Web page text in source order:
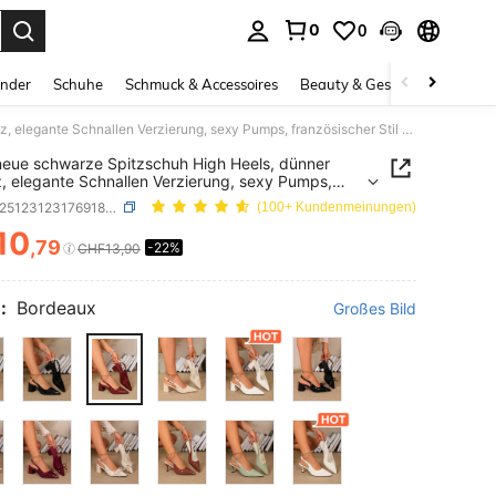
0 0
Schuhe Schmuck & Accessoires Beauty & Gesundheit
2025 neue schwarze Spitzschuh High Heels, dünner Absatz, elegante Schnallen Verzierung, sexy Pumps, französischer Stil Pendler Sandalen
schwarze Spitzschuh High Heels, dünner
elegante Schnallen Verzierung, sexy Pumps,
Stil Pendler Sandalen
SKU: sx251231231769186590455 (100+ Kundenmeinungen)
AND AVAILABILITY
,79 CHF13,90 -22%
Bordeaux Großes Bild